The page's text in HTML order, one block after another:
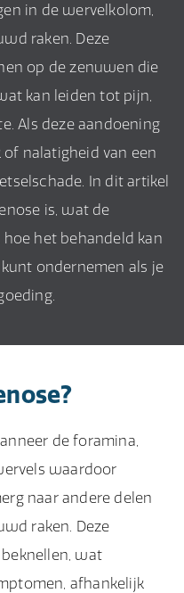
in de wervelkolom,
raken. Deze
op de zenuwen die
kan leiden tot pijn,
Als deze aandoening
of nalatigheid van een
In dit artikel
is, wat de
het behandeld kan
ondernemen als je
de foramina,
waardoor
naar andere delen
raken. Deze
wat
afhankelijk